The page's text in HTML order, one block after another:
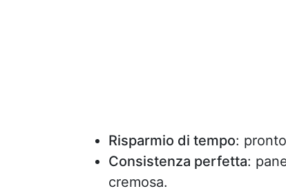
Risparmio di tempo:
Consistenza perfetta:
cremosa.